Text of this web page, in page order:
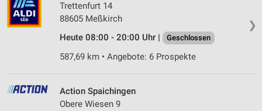
❯
Trettenfurt 14
88605 Meßkirch
Heute 08:00 - 20:00 Uhr |
Geschlossen
587,69 km • Angebote: 6 Prospekte
Action Spaichingen
Obere Wiesen 9